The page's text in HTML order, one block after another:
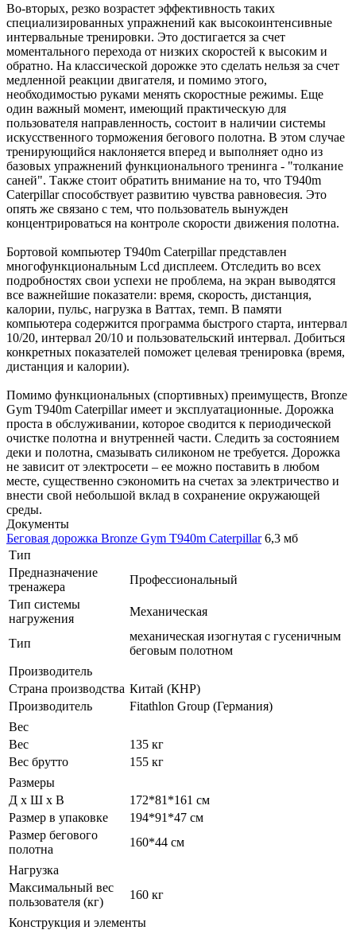
Во-вторых, резко возрастет эффективность таких
специализированных упражнений как высокоинтенсивные
интервальные тренировки. Это достигается за счет
моментального перехода от низких скоростей к высоким и
обратно. На классической дорожке это сделать нельзя за счет
медленной реакции двигателя, и помимо этого,
необходимостью руками менять скоростные режимы. Еще
один важный момент, имеющий практическую для
пользователя направленность, состоит в наличии системы
искусственного торможения бегового полотна. В этом случае
тренирующийся наклоняется вперед и выполняет одно из
базовых упражнений функционального тренинга - "толкание
саней". Также стоит обратить внимание на то, что T940m
Caterpillar способствует развитию чувства равновесия. Это
опять же связано с тем, что пользователь вынужден
концентрироваться на контроле скорости движения полотна.
Бортовой компьютер T940m Caterpillar представлен
многофункциональным Lсd дисплеем. Отследить во всех
подробностях свои успехи не проблема, на экран выводятся
все важнейшие показатели: время, скорость, дистанция,
калории, пульс, нагрузка в Ваттах, темп. В памяти
компьютера содержится программа быстрого старта, интервал
10/20, интервал 20/10 и пользовательский интервал. Добиться
конкретных показателей поможет целевая тренировка (время,
дистанция и калории).
Помимо функциональных (спортивных) преимуществ, Bronze
Gym T940m Caterpillar имеет и эксплуатационные. Дорожка
проста в обслуживании, которое сводится к периодической
очистке полотна и внутренней части. Следить за состоянием
деки и полотна, смазывать силиконом не требуется. Дорожка
не зависит от электросети – ее можно поставить в любом
месте, существенно сэкономить на счетах за электричество и
внести свой небольшой вклад в сохранение окружающей
среды.
Документы
Беговая дорожка Bronze Gym T940m Caterpillar 6,3 мб
Тип
Предназначение
тренажера
Профессиональный
Тип системы
нагружения
Механическая
Тип
механическая изогнутая с гусеничным
беговым полотном
Производитель
Страна производства Китай (КНР)
Производитель
Fitathlon Group (Германия)
Вес
Вес
135 кг
Вес брутто
155 кг
Размеры
Д х Ш х В
172*81*161 см
Размер в упаковке
194*91*47 см
Размер бегового
полотна
160*44 см
Нагрузка
Максимальный вес
пользователя (кг)
160 кг
Конструкция и элементы